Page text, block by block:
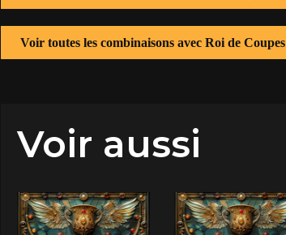
Voir toutes les combinaisons avec Roi de Coupes
Voir aussi